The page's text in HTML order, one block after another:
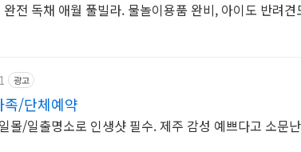
전 독채 애월 풀빌라. 물놀이용품 완비, 아이도 반려
광고
족/단체예약
몰/일출명소로 인생샷 필수. 제주 감성 예쁘다고 소문